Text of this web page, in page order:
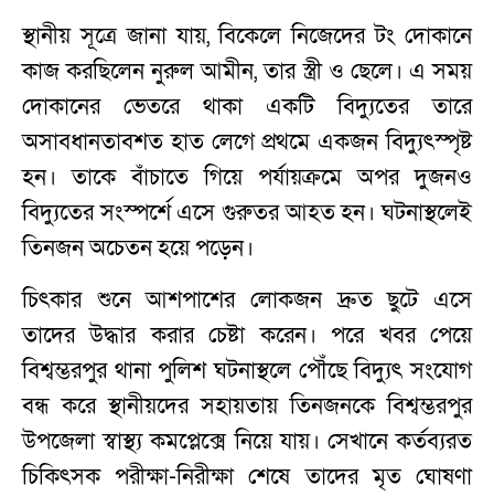
স্থানীয় সূত্রে জানা যায়, বিকেলে নিজেদের টং দোকানে
কাজ করছিলেন নুরুল আমীন, তার স্ত্রী ও ছেলে। এ সময়
দোকানের ভেতরে থাকা একটি বিদ্যুতের তারে
অসাবধানতাবশত হাত লেগে প্রথমে একজন বিদ্যুৎস্পৃষ্ট
হন। তাকে বাঁচাতে গিয়ে পর্যায়ক্রমে অপর দুজনও
বিদ্যুতের সংস্পর্শে এসে গুরুতর আহত হন। ঘটনাস্থলেই
তিনজন অচেতন হয়ে পড়েন।
চিৎকার শুনে আশপাশের লোকজন দ্রুত ছুটে এসে
তাদের উদ্ধার করার চেষ্টা করেন। পরে খবর পেয়ে
বিশ্বম্ভরপুর থানা পুলিশ ঘটনাস্থলে পৌঁছে বিদ্যুৎ সংযোগ
বন্ধ করে স্থানীয়দের সহায়তায় তিনজনকে বিশ্বম্ভরপুর
উপজেলা স্বাস্থ্য কমপ্লেক্সে নিয়ে যায়। সেখানে কর্তব্যরত
চিকিৎসক পরীক্ষা-নিরীক্ষা শেষে তাদের মৃত ঘোষণা